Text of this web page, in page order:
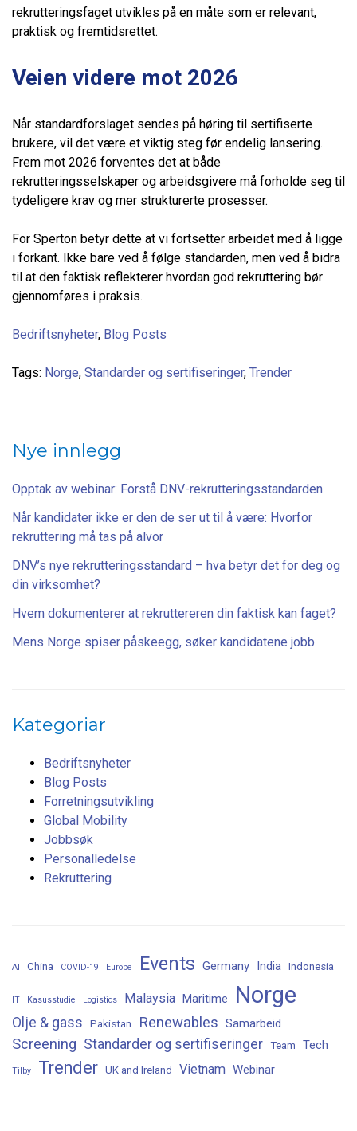
rekrutteringsfaget utvikles på en måte som er relevant,
praktisk og fremtidsrettet.
Veien videre mot 2026
Når standardforslaget sendes på høring til sertifiserte
brukere, vil det være et viktig steg før endelig lansering.
Frem mot 2026 forventes det at både
rekrutteringsselskaper og arbeidsgivere må forholde seg til
tydeligere krav og mer strukturerte prosesser.
For Sperton betyr dette at vi fortsetter arbeidet med å ligge
i forkant. Ikke bare ved å følge standarden, men ved å bidra
til at den faktisk reflekterer hvordan god rekruttering bør
gjennomføres i praksis.
Bedriftsnyheter, Blog Posts
Tags: Norge, Standarder og sertifiseringer, Trender
Nye innlegg
Opptak av webinar: Forstå DNV-rekrutteringsstandarden
Når kandidater ikke er den de ser ut til å være: Hvorfor
rekruttering må tas på alvor
DNV’s nye rekrutteringsstandard – hva betyr det for deg og
din virksomhet?
Hvem dokumenterer at rekruttereren din faktisk kan faget?
Mens Norge spiser påskeegg, søker kandidatene jobb
Kategoriar
Bedriftsnyheter
Blog Posts
Forretningsutvikling
Global Mobility
Jobbsøk
Personalledelse
Rekruttering
AI China COVID-19 Europe Events Germany India Indonesia
IT Kasusstudie Logistics Malaysia Maritime Norge
Olje & gass Pakistan Renewables Samarbeid
Screening Standarder og sertifiseringer Team Tech
Tilby Trender UK and Ireland Vietnam Webinar